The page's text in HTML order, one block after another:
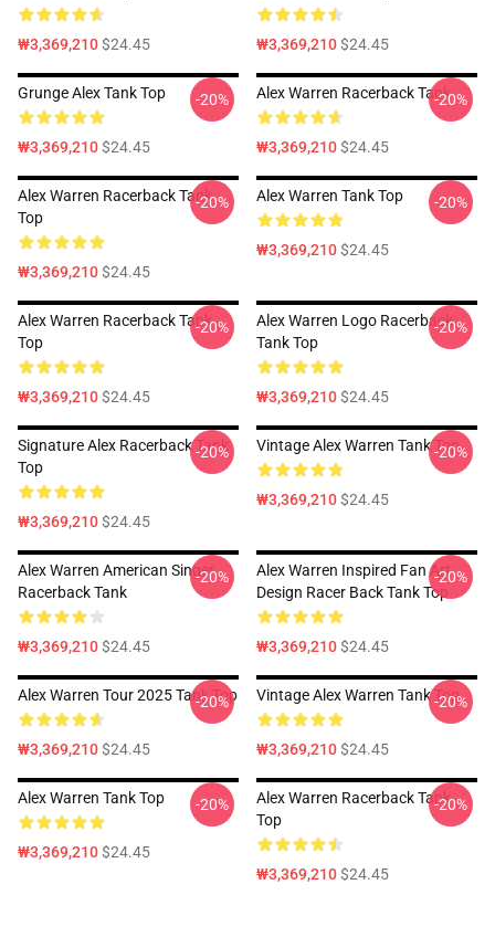
₩3,369,210$24.45 ₩3,369,210$24.45
Grunge Alex Tank Top
₩3,369,210$24.45
-20% Alex Warren Racerback Tank
₩3,369,210$24.45
-20%
Alex Warren Racerback Tank
Top
₩3,369,210$24.45
-20% Alex Warren Tank Top
₩3,369,210$24.45
-20%
Alex Warren Racerback Tank
Top
₩3,369,210$24.45
-20%
Alex Warren Logo Racerback
Tank Top
₩3,369,210$24.45
-20%
Signature Alex Racerback Tank
Top
₩3,369,210$24.45
-20% Vintage Alex Warren Tank Top
₩3,369,210$24.45
-20%
Alex Warren American Singer
Racerback Tank
₩3,369,210$24.45
-20%
Alex Warren Inspired Fan Art
Design Racer Back Tank Top
₩3,369,210$24.45
-20%
Alex Warren Tour 2025 Tank Top
₩3,369,210$24.45
-20% Vintage Alex Warren Tank Top
₩3,369,210$24.45
-20%
Alex Warren Tank Top
₩3,369,210$24.45
-20%
Alex Warren Racerback Tank
Top
₩3,369,210$24.45
-20%